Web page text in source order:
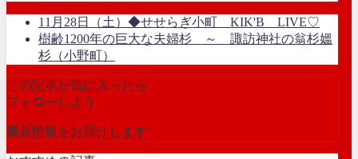
11月28日（土）◆せせらぎ小町 KIK'B LIVE♡
樹齢1200年の巨大な夫婦杉 ～ 諏訪神社の翁杉媼
杉（小野町）
この記事が気に入ったら
フォローしよう
最新情報をお届けします